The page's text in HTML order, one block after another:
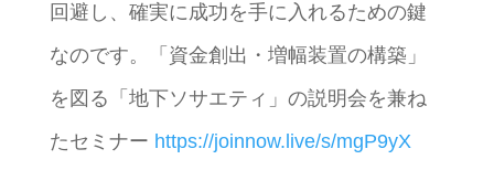
回避し、確実に成功を手に入れるための鍵
なのです。「資金創出・増幅装置の構築」
を図る「地下ソサエティ」の説明会を兼ね
たセミナー https://joinnow.live/s/mgP9yX